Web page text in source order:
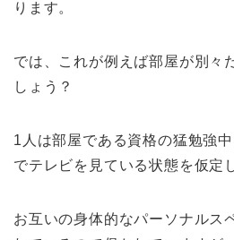
ります。
では、これが例えば部屋が別々
しょう？
1人は部屋である資格の猛勉強
でテレビを見ている状態を仮定
お互いの身体的なパーソナルス